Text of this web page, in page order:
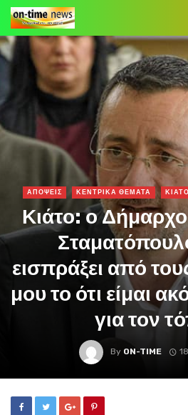
ΑΠΟΨΕΙΣ ΚΕΝΤΡΙΚΑ ΘΕΜΑΤΑ ΚΙΑΤΟ
Κιάτο: ο
εισπράξει από
μου το ότι είμαι
για τον
By ON-TIME